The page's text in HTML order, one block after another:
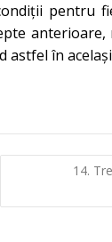
pentru
în
14.